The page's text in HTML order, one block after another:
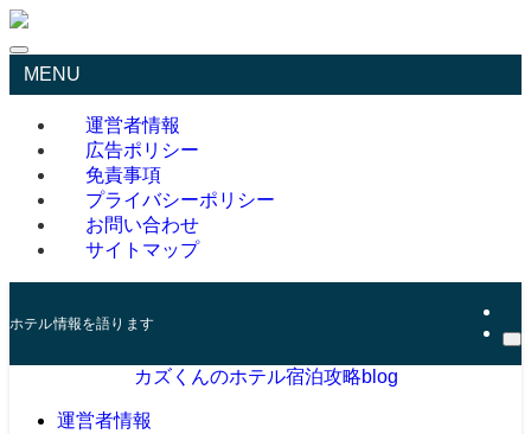
MENU
運営者情報
広告ポリシー
免責事項
プライバシーポリシー
お問い合わせ
サイトマップ
ホテル情報を語ります
カズくんのホテル宿泊攻略blog
運営者情報